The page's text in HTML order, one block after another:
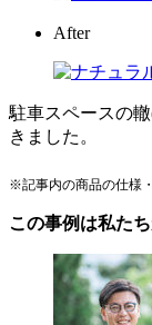
After
駐車スペースの
きました。
※記事内の商品の仕様
この事例は私た